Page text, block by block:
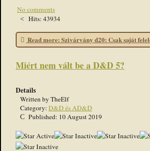
No comments
Hits: 43934
Read more: Szivárvány d20: Csak saját
Miért nem vált be a D&D 5?
Details
Written byTheElf
Category: D&D és AD&D
Published: 10 August 2019
User
Rating:1/5